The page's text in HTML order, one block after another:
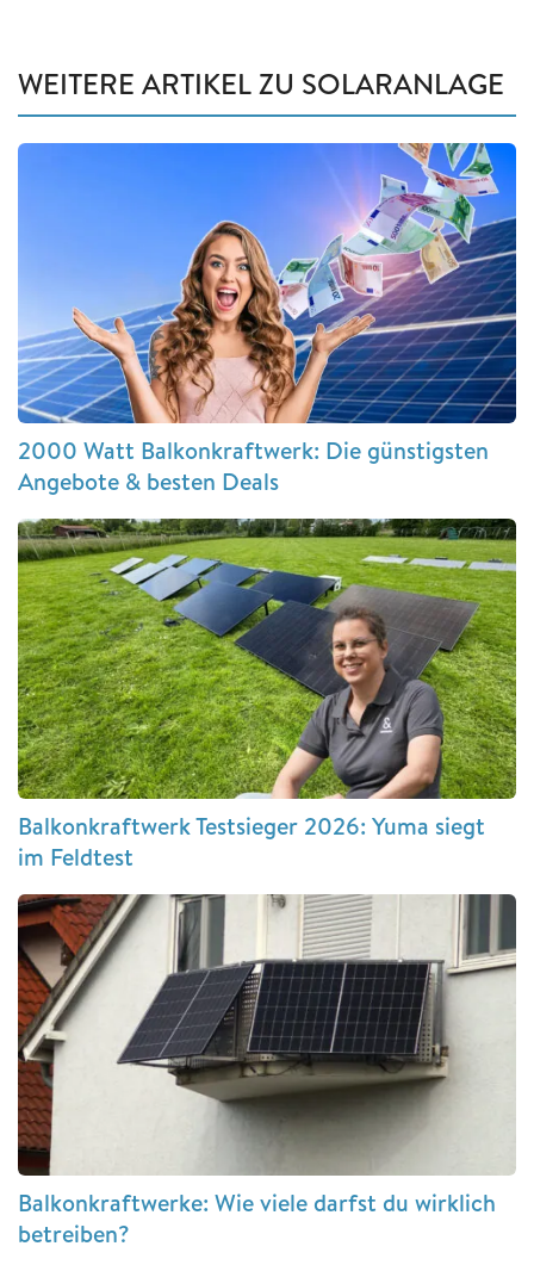
WEITERE ARTIKEL ZU SOLARANLAGE
2000 Watt Balkonkraftwerk: Die günstigsten
Angebote & besten Deals
Balkonkraftwerk Testsieger 2026: Yuma siegt
im Feldtest
Balkonkraftwerke: Wie viele darfst du wirklich
betreiben?